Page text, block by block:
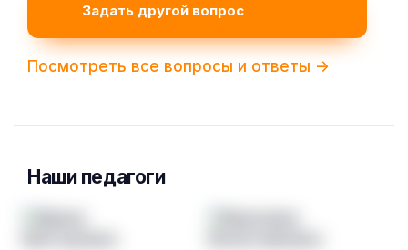
Задать другой вопрос
Посмотреть все вопросы и ответы ->
Наши педагоги